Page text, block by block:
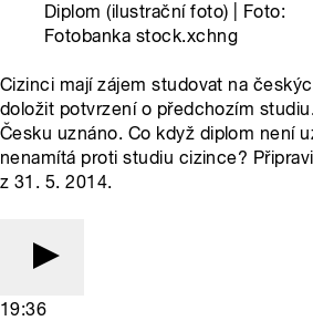
Diplom (ilustrační foto) | Foto:
Fotobanka stock.xchng
Cizinci mají zájem studovat na
doložit potvrzení o předchozím
Česku uznáno. Co když diplom není
nenamítá proti studiu cizince?
z 31. 5. 2014.
19:36